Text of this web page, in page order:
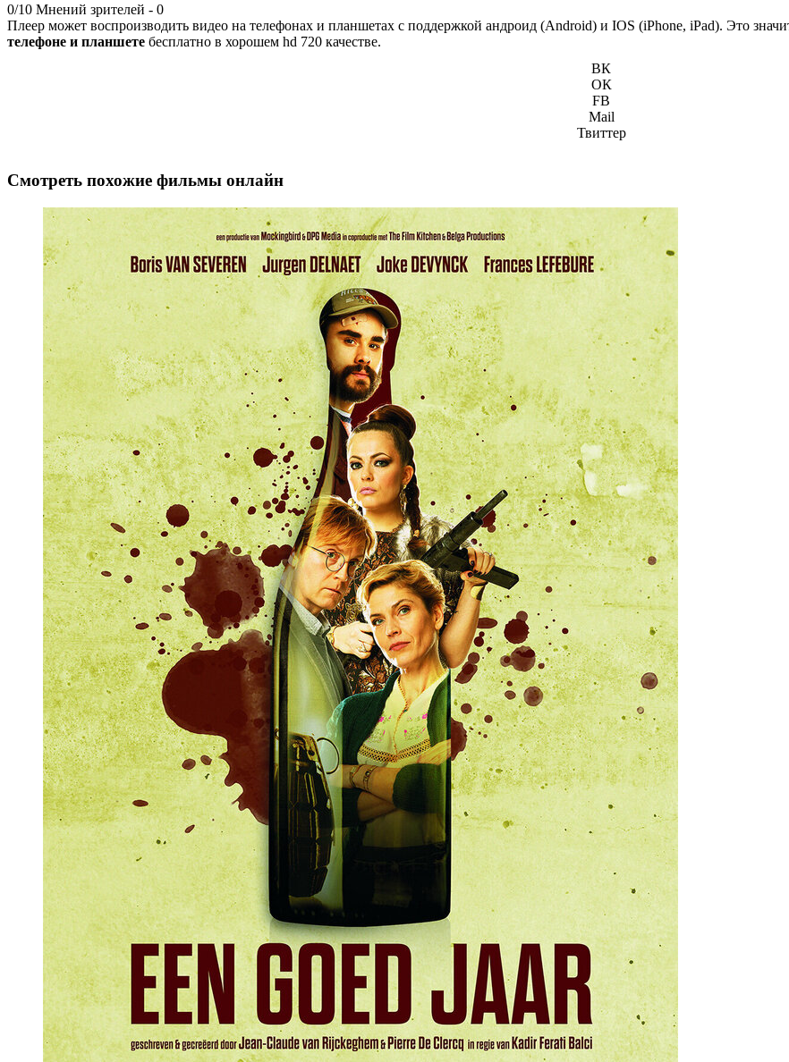
0/10 Мнений зрителей - 0
Плеер может воспроизводить видео на телефонах и планшетах с поддержкой андроид (Android) и IOS (iPhone, iPad). Это
телефоне и планшете бесплатно в хорошем hd 720 качестве.
ВК
ОК
FB
Mail
Твиттер
Смотреть похожие фильмы онлайн